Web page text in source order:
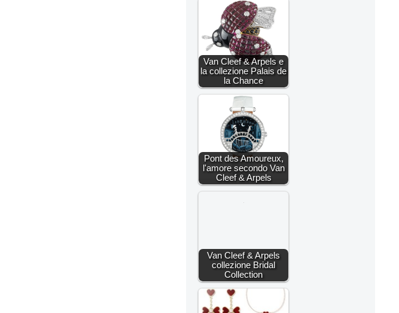
Van Cleef & Arpels e
la collezione Palais de
la Chance
Pont des Amoureux,
l'amore secondo Van
Cleef & Arpels
Van Cleef & Arpels
collezione Bridal
Collection